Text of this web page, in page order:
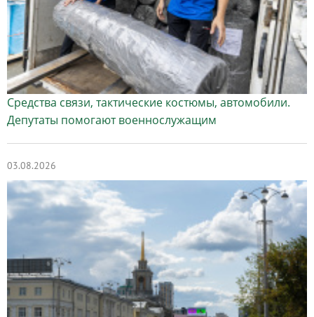
Средства связи, тактические костюмы, автомобили.
Депутаты помогают военнослужащим
03.08.2026